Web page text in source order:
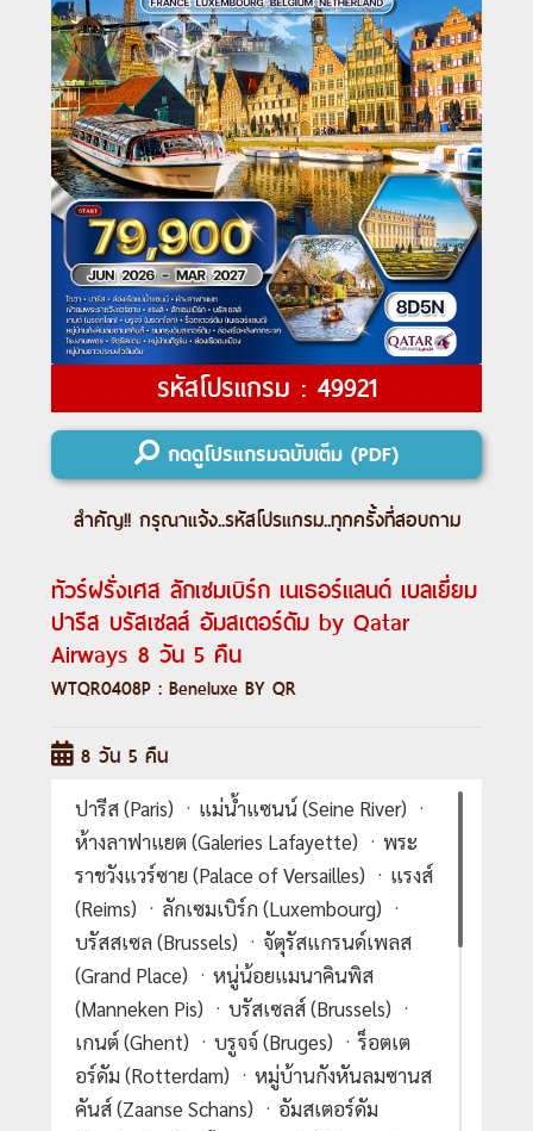
รหัสโปรแกรม : 49921
กดดูโปรแกรมฉบับเต็ม (PDF)
สำคัญ!! กรุณาแจ้ง..รหัสโปรแกรม..ทุกครั้งที่สอบถาม
ทัวร์ฝรั่งเศส ลักเซมเบิร์ก เนเธอร์แลนด์ เบลเยี่ยม
ปารีส บรัสเซลส์ อัมสเตอร์ดัม by Qatar
Airways 8 วัน 5 คืน
WTQR0408P : Beneluxe BY QR
8 วัน 5 คืน
ปารีส (Paris) ㆍแม่น้ำแซนน์ (Seine River) ㆍ
ห้างลาฟาแยต (Galeries Lafayette) ㆍพระ
ราชวังแวร์ซาย (Palace of Versailles) ㆍแรงส์
(Reims) ㆍลักเซมเบิร์ก (Luxembourg) ㆍ
บรัสสเซล (Brussels) ㆍจัตุรัสแกรนด์เพลส
(Grand Place) ㆍหนู่น้อยแมนาคินพิส
(Manneken Pis) ㆍบรัสเซลส์ (Brussels) ㆍ
เกนต์ (Ghent) ㆍบรูจจ์ (Bruges) ㆍร็อตเต
อร์ดัม (Rotterdam) ㆍหมู่บ้านกังหันลมซานส
คันส์ (Zaanse Schans) ㆍอัมสเตอร์ดัม